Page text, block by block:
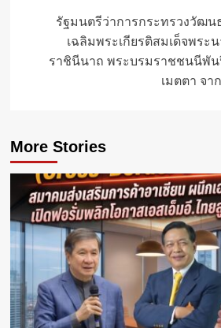
รัฐมนตรีว่าการกระทรวงวัฒน
เฉลิมพระเกียรติสมเด็จพระ
ราชินีนาถ พระบรมราชชนนีพัน
เมตตา จ
More Stories